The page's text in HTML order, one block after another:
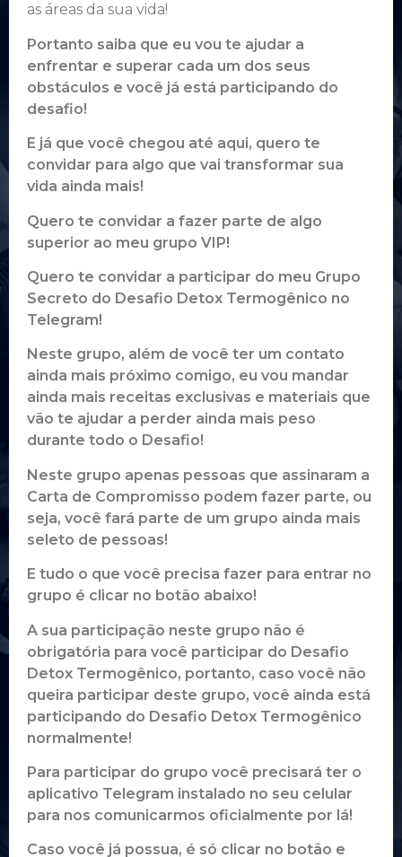
as áreas da sua vida!
Portanto saiba que eu vou te ajudar a
enfrentar e superar cada um dos seus
obstáculos e você já está participando do
desafio!
E já que você chegou até aqui, quero te
convidar para algo que vai transformar sua
vida ainda mais!
Quero te convidar a fazer parte de algo
superior ao meu grupo VIP!
Quero te convidar a participar do meu Grupo
Secreto do Desafio Detox Termogênico no
Telegram!
Neste grupo, além de você ter um contato
ainda mais próximo comigo, eu vou mandar
ainda mais receitas exclusivas e materiais que
vão te ajudar a perder ainda mais peso
durante todo o Desafio!
Neste grupo apenas pessoas que assinaram a
Carta de Compromisso podem fazer parte, ou
seja, você fará parte de um grupo ainda mais
seleto de pessoas!
E tudo o que você precisa fazer para entrar no
grupo é clicar no botão abaixo!
A sua participação neste grupo não é
obrigatória para você participar do Desafio
Detox Termogênico, portanto, caso você não
queira participar deste grupo, você ainda está
participando do Desafio Detox Termogênico
normalmente!
Para participar do grupo você precisará ter o
aplicativo Telegram instalado no seu celular
para nos comunicarmos oficialmente por lá!
Caso você já possua, é só clicar no botão e